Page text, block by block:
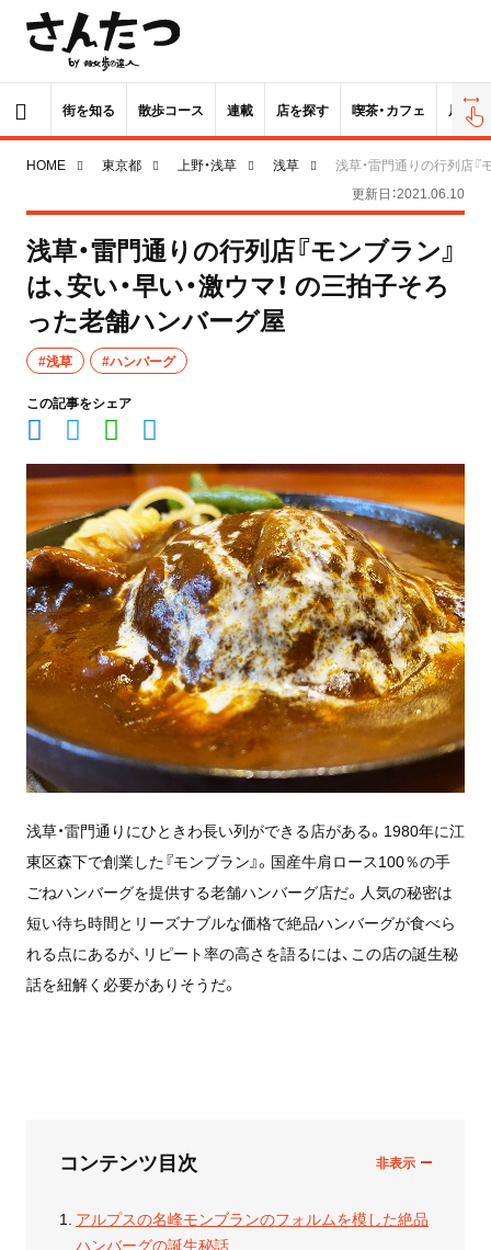
街を知る 散歩コース 連載 店を探す 喫茶・カフェ 居酒屋
HOME 東京都 上野・浅草 浅草
浅草・雷門通りの行列店『
更新日：2021.06.10
浅草・雷門通りの行列店『モンブラン』
は、安い・早い・激ウマ！ の三拍子そろ
った老舗ハンバーグ屋
#浅草 #ハンバーグ
この記事をシェア
浅草・雷門通りにひときわ長い列ができる店がある。1980年に江
東区森下で創業した『モンブラン』。国産牛肩ロース100％の手
ごねハンバーグを提供する老舗ハンバーグ店だ。人気の秘密は
短い待ち時間とリーズナブルな価格で絶品ハンバーグが食べら
れる点にあるが、リピート率の高さを語るには、この店の誕生秘
話を紐解く必要がありそうだ。
コンテンツ目次
アルプスの名峰モンブランのフォルムを模した絶品
ハンバーグの誕生秘話